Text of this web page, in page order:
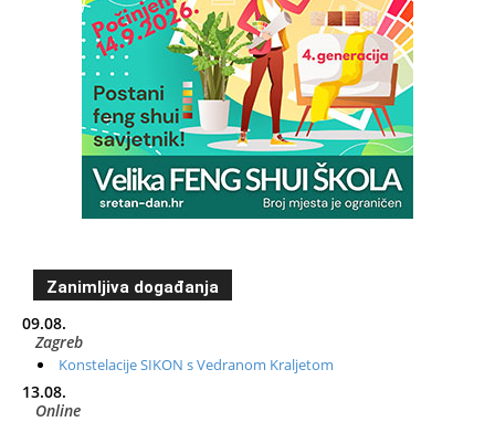
Zanimljiva događanja
09.08.
Zagreb
Konstelacije SIKON s Vedranom Kraljetom
13.08.
Online